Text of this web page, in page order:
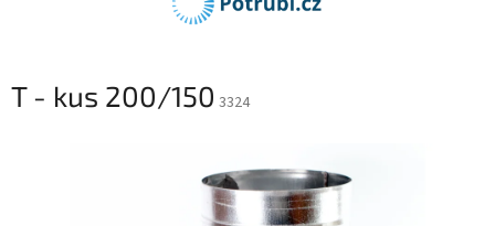
T - kus 200/150 3324